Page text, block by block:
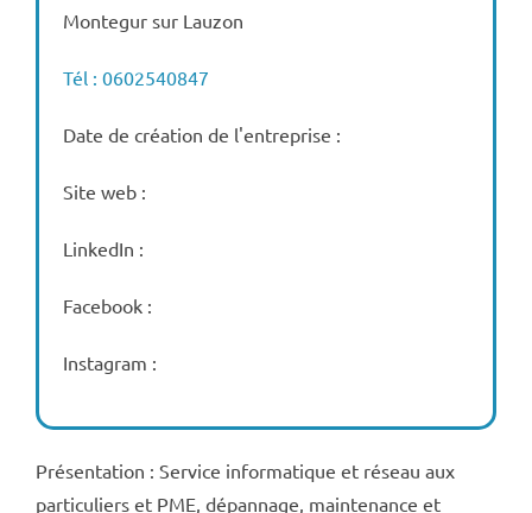
Montegur sur Lauzon
Tél : 0602540847
Date de création de l'entreprise :
Site web :
LinkedIn :
Facebook :
Instagram :
Présentation : Service informatique et réseau aux
particuliers et PME, dépannage, maintenance et